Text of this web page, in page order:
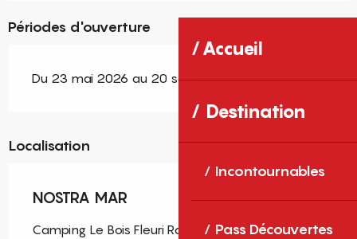
Accueil
Destination
Incontournables
Pass Découvertes
Périodes d'ouverture
Du 23 mai 2026 au 20 septembre 2026
Localisation
NOSTRA MAR
Camping Le Bois Fleuri Route de Sorède,